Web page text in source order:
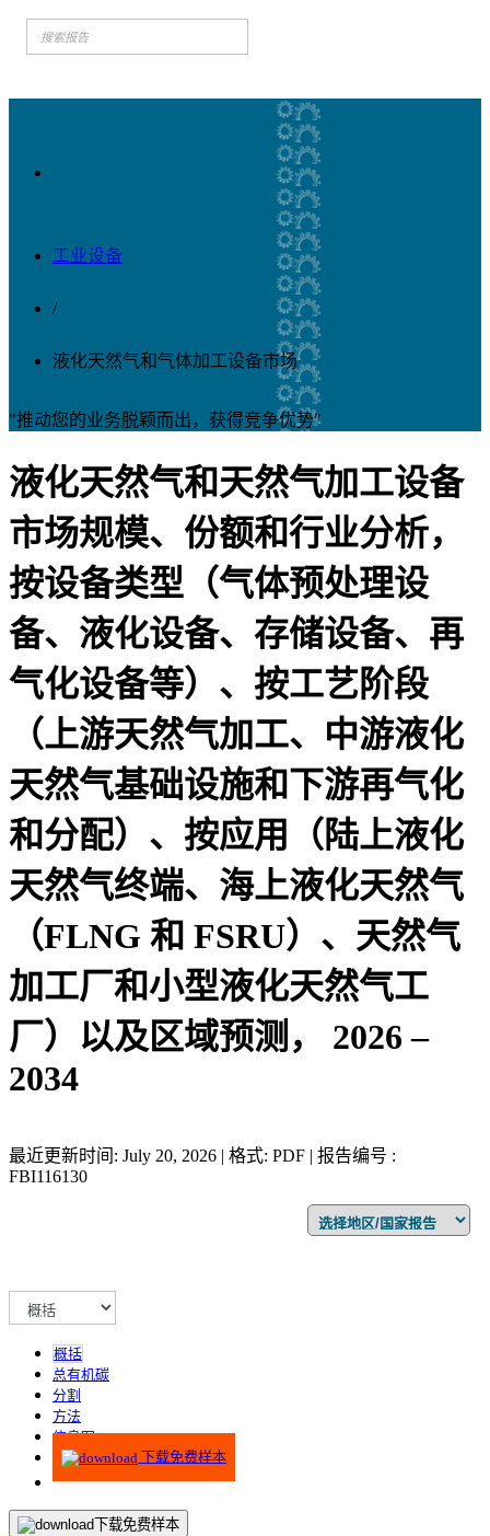
工业设备
/
液化天然气和气体加工设备市场
"推动您的业务脱颖而出，获得竞争优势"
液化天然气和天然气加工设备
市场规模、份额和行业分析，
按设备类型（气体预处理设
备、液化设备、存储设备、再
气化设备等）、按工艺阶段
（上游天然气加工、中游液化
天然气基础设施和下游再气化
和分配）、按应用（陆上液化
天然气终端、海上液化天然气
（FLNG 和 FSRU）、天然气
加工厂和小型液化天然气工
厂）以及区域预测， 2026 –
2034
最近更新时间: July 20, 2026 | 格式: PDF | 报告编号 :
FBI116130
概括
总有机碳
分割
方法
信息图
下载免费样本
下载免费样本